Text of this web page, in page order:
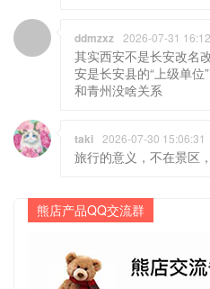
ddmzxz 2026-07-31
其实西安不是长安改名
安是长安县的“上级单
和青州没啥关系
taki 2026-07-30 15:06:31
旅行的意义，不在景区
熊店产品QQ交流群